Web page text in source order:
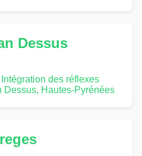
Dessus
des réflexes
Dessus, Hautes-Pyrénées